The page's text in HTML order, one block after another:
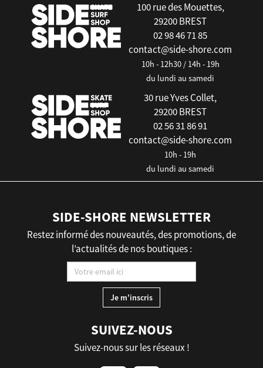
100 rue des Mouettes,
29200 BREST
02 98 46 71 85
contact@side-shore.com
10h - 12h30 / 14h - 19h
du lundi au samedi
30 rue Yves Collet,
29200 BREST
02 56 31 86 91
contact@side-shore.com
10h - 19h
du lundi au samedi
SIDE-SHORE NEWSLETTER
Restez informé des nouveautés, des promotions, de
l’actualités de nos boutiques :
SUIVEZ-NOUS
Suivez-nous sur les réseaux !